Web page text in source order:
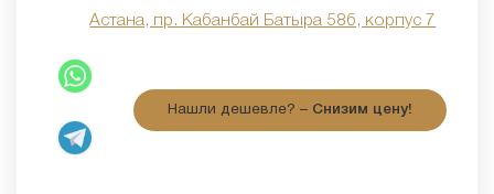
Астана, пр. Кабанбай Батыра 58б, корпус 7
Нашли дешевле? – Снизим цену!